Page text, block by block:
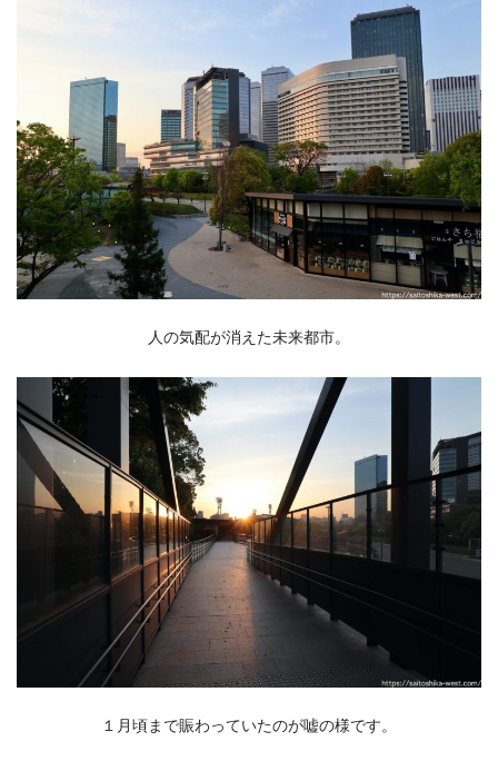
人の気配が消えた未来都市。
１月頃まで賑わっていたのが嘘の様です。